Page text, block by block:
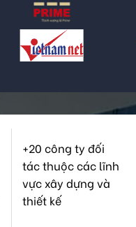
+20 công ty đối
tác thuộc các lĩnh
vực xây dựng và
thiết kế